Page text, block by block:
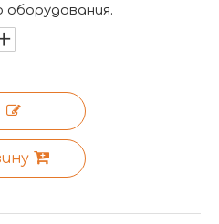
оборудования.